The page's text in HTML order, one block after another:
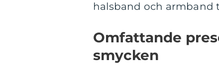
halsband och armband
Omfattande
smycken